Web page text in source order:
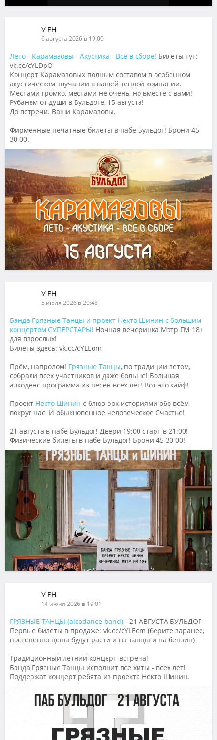
У ЕН
6 августа 2026 в 19:00
Лето - Карамазовы - Акустика - Все в сборе! Билеты тут:
vk.cc/cYLDpO
Концерт Карамазовых полным составом в особенном
акустическом звучании в вашей теплой компании.
Местами громко, местами не очень, но вместе с вами!
Рубанем от души в Бульдоге, 15 августа!
До встречи. Ваши Карамазовы.
Фирменные печатные билеты в пабе Бульдог! Брони 45
30 00.
У ЕН
5 июля 2026 в 20:48
Банда Грязные Танцы и проект Некто Шинин с большим
концертом СУПЕРСТАРЫ! Ночная вечеринка Мэтр FM 18+
для взрослых!
Билеты здесь: vk.cc/cYLEom
Прём, напролом! Грязные Танцы, по традиции летом,
собрали всех участников и даже больше! Большая
алкоденс программа из песен всех лет! Вот это кайф!
Проект Некто Шинин с блюз рок историями обо всём
вокруг нас! И обыкновенное человеческое Счастье!
21 августа в пабе Бульдог! Двери 19:00 старт в 21:00!
Физические билеты в пабе Бульдог! Брони 45 30 00!
У ЕН
14 июня 2026 в 19:01
ГРЯЗНЫЕ ТАНЦЫ (alcodance band) - 21 АВГУСТА БУЛЬДОГ
Первые билеты в продаже: vk.cc/cYLEom (берите заранее,
постепенно цены будут расти и на танцы и на бензин)
Традиционный летний концерт-встреча!
Банда Грязные Танцы исполнит все хиты - всех лет!
Поддержат концерт ребята из проекта Некто Шинин.